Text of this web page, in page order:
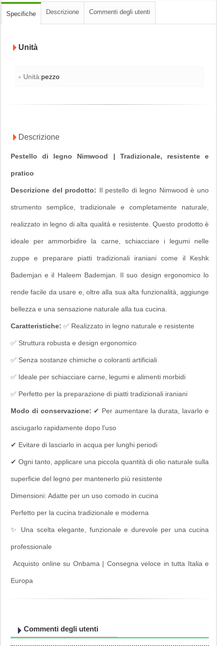
Specifiche Descrizione Commenti degli utenti
Unità
Unità:pezzo
Descrizione
Pestello di legno Nimwood | Tradizionale, resistente e
pratico
Descrizione del prodotto: Il pestello di legno Nimwood è uno
strumento semplice, tradizionale e completamente naturale,
realizzato in legno di alta qualità e resistente. Questo prodotto è
ideale per ammorbidire la carne, schiacciare i legumi nelle
zuppe e preparare piatti tradizionali iraniani come il Keshk
Bademjan e il Haleem Bademjan. Il suo design ergonomico lo
rende facile da usare e, oltre alla sua alta funzionalità, aggiunge
bellezza e una sensazione naturale alla tua cucina.
Caratteristiche: ✅ Realizzato in legno naturale e resistente
✅ Struttura robusta e design ergonomico
✅ Senza sostanze chimiche o coloranti artificiali
✅ Ideale per schiacciare carne, legumi e alimenti morbidi
✅ Perfetto per la preparazione di piatti tradizionali iraniani
Modo di conservazione: ✔ Per aumentare la durata, lavarlo e
asciugarlo rapidamente dopo l'uso
✔ Evitare di lasciarlo in acqua per lunghi periodi
✔ Ogni tanto, applicare una piccola quantità di olio naturale sulla
superficie del legno per mantenerlo più resistente
Dimensioni: Adatte per un uso comodo in cucina
Perfetto per la cucina tradizionale e moderna
✨ Una scelta elegante, funzionale e durevole per una cucina
professionale
Acquisto online su Onbama | Consegna veloce in tutta Italia e
Europa
Commenti degli utenti